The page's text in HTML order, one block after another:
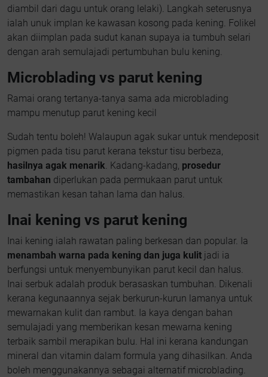
diambil dari dagu untuk orang lelaki). Langkah seterusnya
ialah unuk implan ke kawasan kosong pada kening. Folikel
akan diimplan pada sudut kanan supaya ia tumbuh selari
dengan arah semulajadi pertumbuhan bulu kening.
Microblading vs parut kening
Ramai orang tertanya-tanya sama ada microblading
mampu menutup parut kening kecil
Sudah tentu boleh! Walaupun agak sukar untuk mendeposit
pigmen pada tisu parut kerana tekstur tisu berbeza,
hasilnya agak menarik. Kadang-kadang, prosedur
tambahan diperlukan pada permukaan parut untuk
memastikan kesan tahan lama dan halus.
Inai kening vs parut kening
Inai kening ialah rawatan paling berkesan dan popular. Ia
menambah warna pada kening dan juga kulit jadi ia
berfungsi untuk menyembunyikan parut kecil dan halus.
Inai serbuk adalah produk berasaskan tumbuhan. Dikenali
kerana kegunaannya sejak berkurun-kurun lamanya untuk
mewarnakan kulit dan rambut. Ia kaya dengan bahan
semulajadi yang memberikan kesan mewarna kening
terbaik sambil merapikan bulu. Hal ini kerana kandungan
mineral dan vitamin dalam formula yang dihasilkan. Anda
boleh menggunakannya sebagai alternatif microblading.